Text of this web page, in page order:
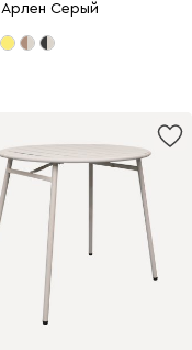
Серый